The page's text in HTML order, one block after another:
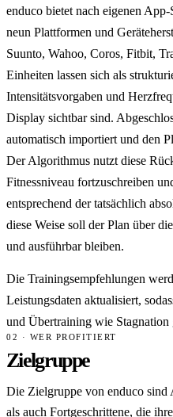
enduco bietet nach eigenen
neun Plattformen und
Suunto, Wahoo, Coros, Fitbit,
Einheiten lassen sich als
Intensitätsvorgaben und
Display sichtbar sind.
automatisch importiert und den
Der Algorithmus nutzt diese
Fitnessniveau fortzuschreiben
entsprechend der tatsächlich
diese Weise soll der Plan über
und ausführbar bleiben.
Die Trainingsempfehlungen
Leistungsdaten aktualisiert,
und Übertraining wie Stagnation
02 · WER PROFITIERT
Zielgruppe
Die Zielgruppe von enduco sind
als auch Fortgeschrittene, die